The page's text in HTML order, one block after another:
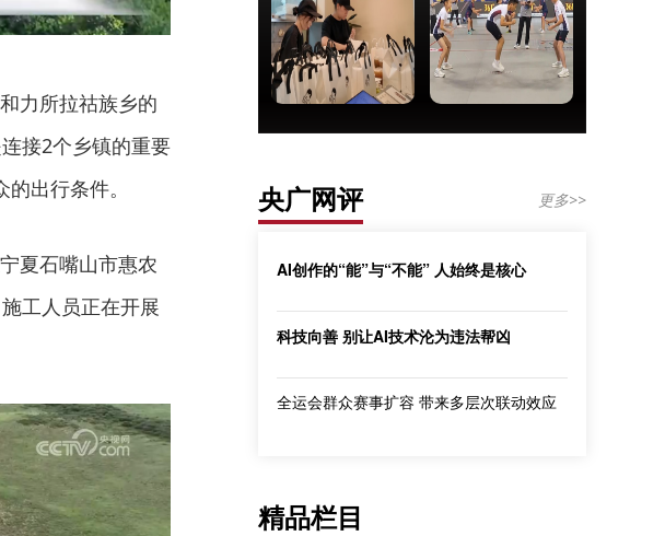
力所拉祜族乡的
接2个乡镇的重要
出行条件。
夏石嘴山市惠农
工人员正在开展
央广网评 更多>>
AI创作的“能”与“不能” 人始终是核心
科技向善 别让AI技术沦为违法帮凶
全运会群众赛事扩容 带来多层次联动效应
精品栏目